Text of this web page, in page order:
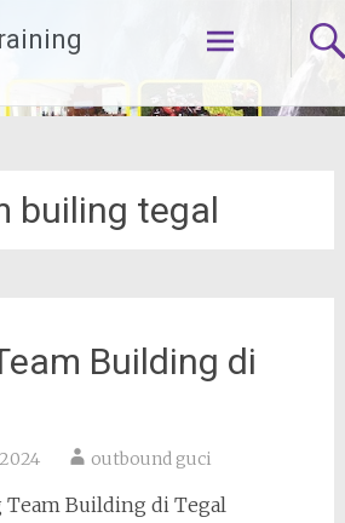
builing tegal
Building di
outbound guci
Building di Tegal